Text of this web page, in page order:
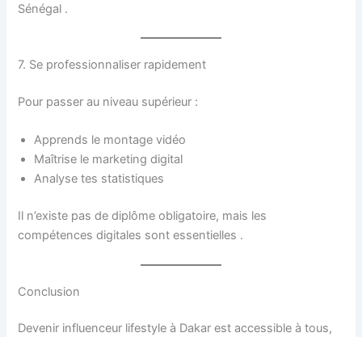
Sénégal .
7. Se professionnaliser rapidement
Pour passer au niveau supérieur :
Apprends le montage vidéo
Maîtrise le marketing digital
Analyse tes statistiques
Il n’existe pas de diplôme obligatoire, mais les
compétences digitales sont essentielles .
Conclusion
Devenir influenceur lifestyle à Dakar est accessible à tous,